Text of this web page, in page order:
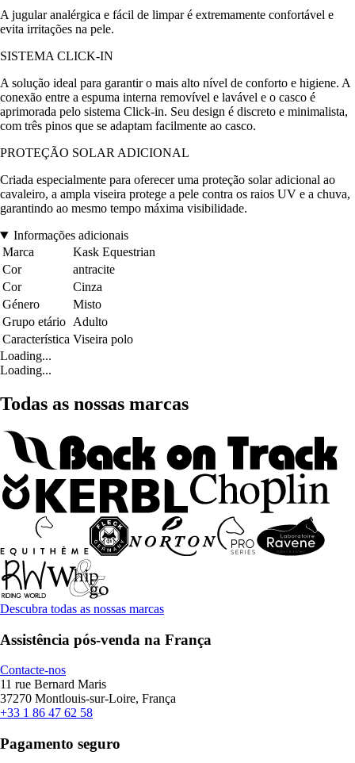
A jugular analérgica e fácil de limpar é extremamente confortável e
evita irritações na pele.
SISTEMA CLICK-IN
A solução ideal para garantir o mais alto nível de conforto e higiene. A
conexão entre a espuma interna removível e lavável e o casco é
aprimorada pelo sistema Click-in. Seu design é discreto e minimalista,
com três pinos que se adaptam facilmente ao casco.
PROTEÇÃO SOLAR ADICIONAL
Criada especialmente para oferecer uma proteção solar adicional ao
cavaleiro, a ampla viseira protege a pele contra os raios UV e a chuva,
garantindo ao mesmo tempo máxima visibilidade.
Informações adicionais
Marca
Kask Equestrian
Cor
antracite
Cor
Cinza
Género
Misto
Grupo etário Adulto
Característica Viseira polo
Loading...
Loading...
Todas as nossas marcas
Descubra todas as nossas marcas
Assistência pós-venda na França
Contacte-nos
11 rue Bernard Maris
37270 Montlouis-sur-Loire, França
+33 1 86 47 62 58
Pagamento seguro